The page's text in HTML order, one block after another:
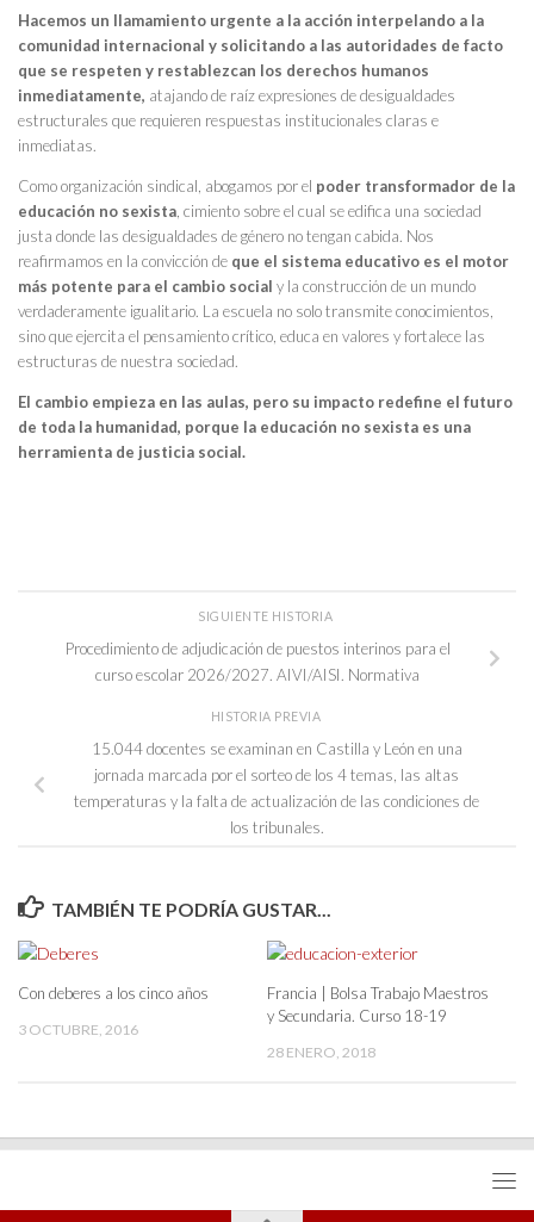
Hacemos un llamamiento urgente a la acción interpelando a la
comunidad internacional y solicitando a las autoridades de facto
que se respeten y restablezcan los derechos humanos
inmediatamente, atajando de raíz expresiones de desigualdades
estructurales que requieren respuestas institucionales claras e
inmediatas.
Como organización sindical, abogamos por el poder transformador de la
educación no sexista , cimiento sobre el cual se edifica una sociedad
justa donde las desigualdades de género no tengan cabida. Nos
reafirmamos en la convicción de que el sistema educativo es el motor
más potente para el cambio social y la construcción de un mundo
verdaderamente igualitario. La escuela no solo transmite conocimientos,
sino que ejercita el pensamiento crítico, educa en valores y fortalece las
estructuras de nuestra sociedad.
El cambio empieza en las aulas, pero su impacto redefine el futuro
de toda la humanidad, porque la educación no sexista es una
herramienta de justicia social.
SIGUIENTE HISTORIA
Procedimiento de adjudicación de puestos interinos para el
curso escolar 2026/2027. AIVI/AISI. Normativa
HISTORIA PREVIA
15.044 docentes se examinan en Castilla y León en una
jornada marcada por el sorteo de los 4 temas, las altas
temperaturas y la falta de actualización de las condiciones de
los tribunales.
TAMBIÉN TE PODRÍA GUSTAR...
Con deberes a los cinco años
3 OCTUBRE, 2016
Francia | Bolsa Trabajo Maestros
y Secundaria. Curso 18-19
28 ENERO, 2018